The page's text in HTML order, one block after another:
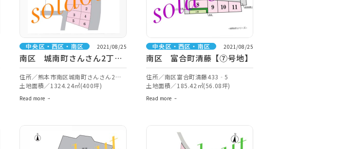
中央区・西区・南区 2021/08/25
南区 城南町さんさん2丁目
【A】
住所／熊本市南区城南町さんさん2丁
目2-12付近【ナビ検索】
土地面積／1324.24㎡(400坪)
Read more
中央区・西区・南区 2021/08/25
南区 富合町清藤【⑦号地】
住所／南区富合町清藤433‐5
土地面積／185.42㎡(56.08坪)
Read more